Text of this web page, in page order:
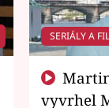
SERIÁLY A
vyvrhel